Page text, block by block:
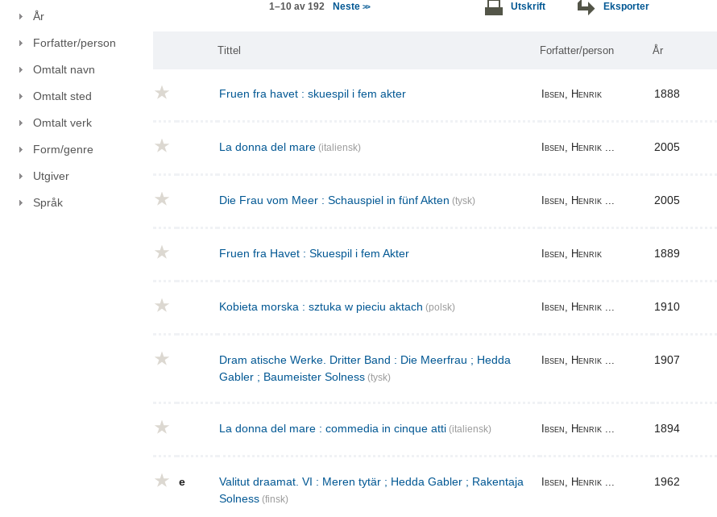
År
Forfatter/person
Omtalt navn
Omtalt sted
Omtalt verk
Form/genre
Utgiver
Språk
1–10 av 192 Neste >> Utskrift Eksporter
Tittel Forfatter/person År
Fruen fra havet : skuespil i fem akter Ibsen, Henrik 1888
La donna del mare (italiensk) Ibsen, Henrik ... 2005
Die Frau vom Meer : Schauspiel in fünf Akten (tysk) Ibsen, Henrik ... 2005
Fruen fra Havet : Skuespil i fem Akter Ibsen, Henrik 1889
Kobieta morska : sztuka w pieciu aktach (polsk) Ibsen, Henrik ... 1910
Dram atische Werke. Dritter Band : Die Meerfrau ; Hedda
Gabler ; Baumeister Solness (tysk)
Ibsen, Henrik ... 1907
La donna del mare : commedia in cinque atti (italiensk) Ibsen, Henrik ... 1894
e
Valitut draamat. VI : Meren tytär ; Hedda Gabler ; Rakentaja
Solness (finsk)
Ibsen, Henrik ... 1962